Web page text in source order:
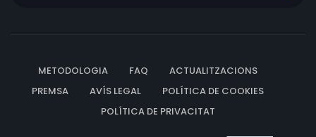
METODOLOGIA FAQ
ACTUALITZACIONS
PREMSA
AVÍS LEGAL
POLÍTICA DE COOKIES
POLÍTICA DE PRIVACITAT